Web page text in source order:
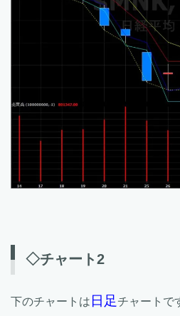
◇チャート2
下のチャートは 日足 チャートで